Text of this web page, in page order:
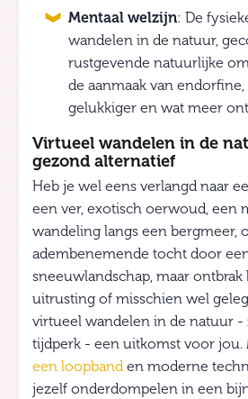
Mentaal welzijn: De
wandelen in de natuur,
rustgevende natuurlijke
de aanmaak van
gelukkiger en wat meer
Virtueel wandelen in de
gezond alternatief
Heb je wel eens verlangd naar
een ver, exotisch oerwoud, een
wandeling langs een bergmeer,
adembenemende tocht door
sneeuwlandschap, maar ontbrak
uitrusting of misschien wel
virtueel wandelen in de natuur -
tijdperk - een uitkomst voor jou.
een loopband en moderne
jezelf onderdompelen in een